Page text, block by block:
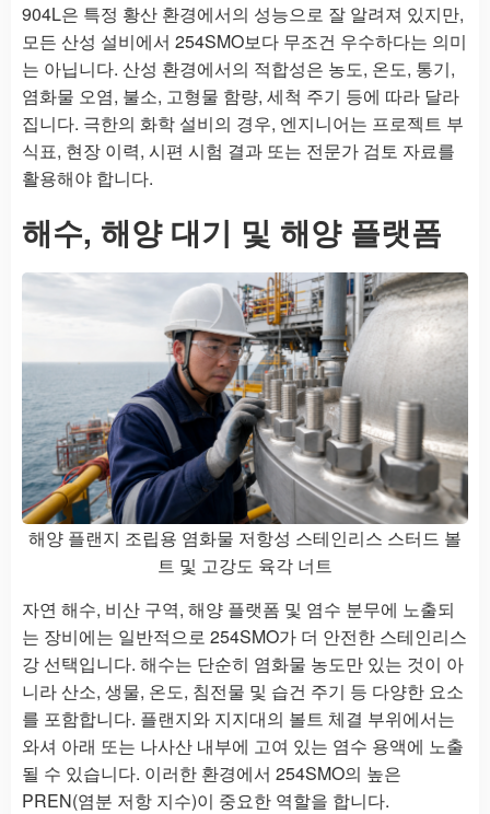
904L은 특정 황산 환경에서의 성능으로 잘 알려져 있지만,
모든 산성 설비에서 254SMO보다 무조건 우수하다는 의미
는 아닙니다. 산성 환경에서의 적합성은 농도, 온도, 통기,
염화물 오염, 불소, 고형물 함량, 세척 주기 등에 따라 달라
집니다. 극한의 화학 설비의 경우, 엔지니어는 프로젝트 부
식표, 현장 이력, 시편 시험 결과 또는 전문가 검토 자료를
활용해야 합니다.
해수, 해양 대기 및 해양 플랫폼
해양 플랜지 조립용 염화물 저항성 스테인리스 스터드 볼
트 및 고강도 육각 너트
자연 해수, 비산 구역, 해양 플랫폼 및 염수 분무에 노출되
는 장비에는 일반적으로 254SMO가 더 안전한 스테인리스
강 선택입니다. 해수는 단순히 염화물 농도만 있는 것이 아
니라 산소, 생물, 온도, 침전물 및 습건 주기 등 다양한 요소
를 포함합니다. 플랜지와 지지대의 볼트 체결 부위에서는
와셔 아래 또는 나사산 내부에 고여 있는 염수 용액에 노출
될 수 있습니다. 이러한 환경에서 254SMO의 높은
PREN(염분 저항 지수)이 중요한 역할을 합니다.